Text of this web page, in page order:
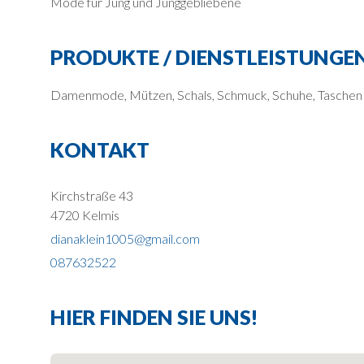
PRODUKTE /
Damenmode, Mützen, Schals, Schmuck, Schuhe, Taschen
KONTAKT
Kirchstraße 43
4720 Kelmis
dianaklein1005@gmail.com
087632522
HIER FINDEN SIE UNS!